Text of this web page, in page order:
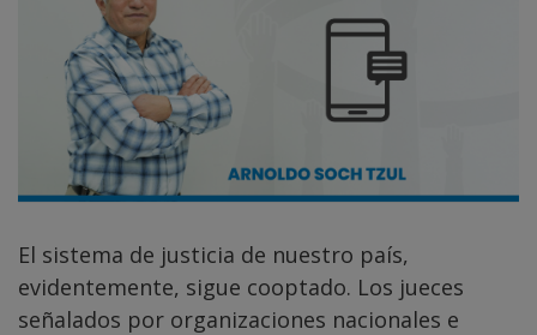
El sistema de justicia de nuestro país,
evidentemente, sigue cooptado. Los jueces
señalados por organizaciones nacionales e